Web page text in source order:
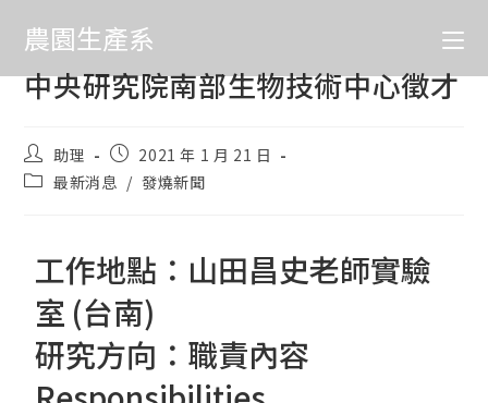
農園生產系
中央研究院南部生物技術中心徵才
助理
2021 年 1 月 21 日
最新消息 / 發燒新聞
工作地點：山田昌史老師實驗
室 (台南)
研究方向：職責內容